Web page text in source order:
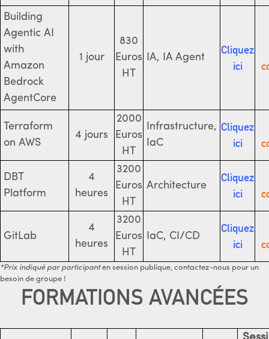
Building
Agentic AI
with
Amazon
Bedrock
AgentCore
1 jour
830
Euros
HT
IA, IA Agent
Cliquez
ici
Terraform
on AWS
4 jours
2000
Euros
HT
Infrastructure,
IaC
Cliquez
ici
DBT
Platform
4
heures
3200
Euros
HT
Architecture
Cliquez
ici
GitLab
4
heures
3200
Euros
HT
IaC, CI/CD
Cliquez
ici
*Prix indiqué par participanten session publique, contactez-nous pour un
besoin de groupe !
FORMATIONS AVANCÉES